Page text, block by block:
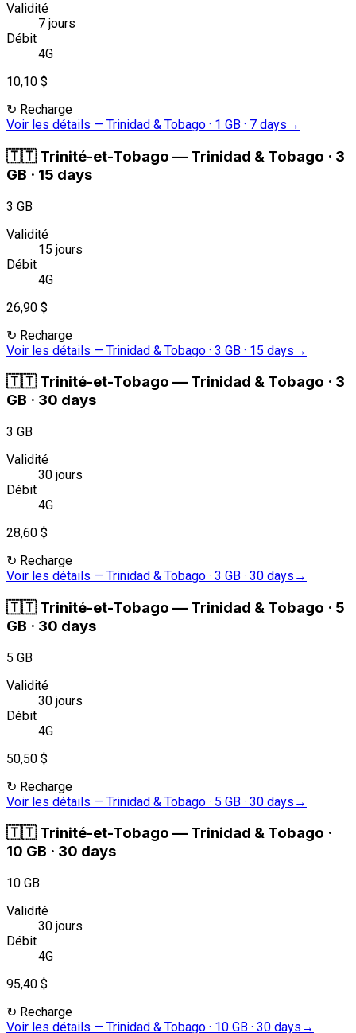
Validité
7 jours
Débit
4G
10,10 $
↻ Recharge
Voir les détails — Trinidad & Tobago · 1 GB · 7 days →
🇹🇹 Trinité-et-Tobago — Trinidad & Tobago · 3
GB · 15 days
3 GB
Validité
15 jours
Débit
4G
26,90 $
↻ Recharge
Voir les détails — Trinidad & Tobago · 3 GB · 15 days →
🇹🇹 Trinité-et-Tobago — Trinidad & Tobago · 3
GB · 30 days
3 GB
Validité
30 jours
Débit
4G
28,60 $
↻ Recharge
Voir les détails — Trinidad & Tobago · 3 GB · 30 days →
🇹🇹 Trinité-et-Tobago — Trinidad & Tobago · 5
GB · 30 days
5 GB
Validité
30 jours
Débit
4G
50,50 $
↻ Recharge
Voir les détails — Trinidad & Tobago · 5 GB · 30 days →
🇹🇹 Trinité-et-Tobago — Trinidad & Tobago ·
10 GB · 30 days
10 GB
Validité
30 jours
Débit
4G
95,40 $
↻ Recharge
Voir les détails — Trinidad & Tobago · 10 GB · 30 days →